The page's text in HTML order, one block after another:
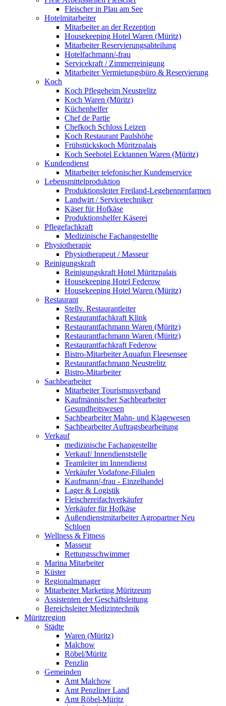
Fleischer in Plau am See
Hotelmitarbeiter
Mitarbeiter an der Rezeption
Housekeeping Hotel Waren (Müritz)
Mitarbeiter Reservierungsabteilung
Hotelfachmann/-frau
Servicekraft / Zimmerreinigung
Mitarbeiter Vermietungsbüro & Reservierung
Koch
Koch Pflegeheim Neustrelitz
Koch Waren (Müritz)
Küchenhelfer
Chef de Partie
Chefkoch Schloss Leizen
Koch Restaurant Paulshöhe
Frühstückskoch Müritzpalais
Koch Seehotel Ecktannen Waren (Müritz)
Kundendienst
Mitarbeiter telefonischer Kundenservice
Lebensmittelproduktion
Produktionsleiter Freiland-Legehennenfarmen
Landwirt / Servicetechniker
Käser für Hofkäse
Produktionshelfer Käserei
Pflegefachkraft
Medizinische Fachangestellte
Physiotherapie
Physiotherapeut / Masseur
Reinigungskraft
Reinigungskraft Hotel Müritzpalais
Housekeeping Hotel Federow
Housekeeping Hotel Waren (Müritz)
Restaurant
Stellv. Restaurantleiter
Restaurantfachkraft Klink
Restaurantfachmann Waren (Müritz)
Restaurantfachmann Waren (Müritz)
Restaurantfachkraft Federow
Bistro-Mitarbeiter Aquafun Fleesensee
Restaurantfachmann Neustrelitz
Bistro-Mitarbeiter
Sachbearbeiter
Mitarbeiter Tourismusverband
Kaufmännischer Sachbearbeiter
Gesundheitswesen
Sachbearbeiter Mahn- und Klagewesen
Sachbearbeiter Auftragsbearbeitung
Verkauf
medizinische Fachangestellte
Verkauf/ Innendienststelle
Teamleiter im Innendienst
Verkäufer Vodafone-Filialen
Kaufmann/-frau - Einzelhandel
Lager & Logistik
Fleischereifachverkäufer
Verkäufer für Hofkäse
Außendienstmitarbeiter Agropartner Neu
Schloen
Wellness & Fitness
Masseur
Rettungsschwimmer
Marina Mitarbeiter
Küster
Regionalmanager
Mitarbeiter Marketing Müritzeum
Assistenten der Geschäftsleitung
Bereichsleiter Medizintechnik
Müritzregion
Städte
Waren (Müritz)
Malchow
Röbel/Müritz
Penzlin
Gemeinden
Amt Malchow
Amt Penzliner Land
Amt Röbel-Müritz